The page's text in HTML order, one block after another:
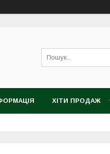
ХІТИ ПРОДАЖ